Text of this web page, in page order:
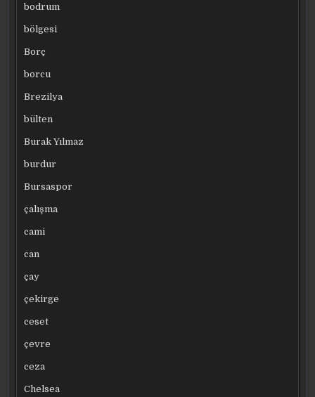
bodrum
bölgesi
Borç
borcu
Brezilya
bülten
Burak Yılmaz
burdur
Bursaspor
çalışma
cami
can
çay
çekirge
ceset
çevre
ceza
Chelsea